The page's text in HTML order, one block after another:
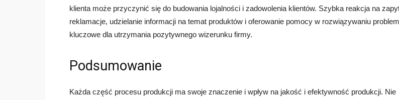
klienta może przyczynić się do budowania lojalności i zadowolenia klientów. Szybka reakcja na
reklamacje, udzielanie informacji na temat produktów i oferowanie pomocy w rozwiązywaniu
kluczowe dla utrzymania pozytywnego wizerunku firmy.
Podsumowanie
Każda część procesu produkcji ma swoje znaczenie i wpływ na jakość i efektywność produkcji. Nie